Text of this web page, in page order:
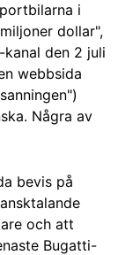
i
dollar",
kanal den 2 juli
webbsida
Några av
bevis på
och att
Bugatti-